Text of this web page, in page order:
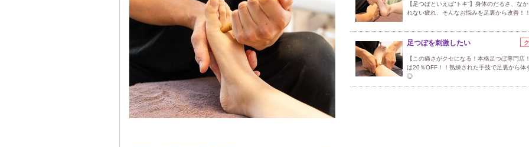
【足つぼといえば”トキ”】身体のだるさ、な
れない疲れ、そんなお悩みを足裏から改善！
足つぼを刺激したい
【この痛さがクセになる！本格足つぼ専門店
は20％OFF！！熟練された手技で足裏から体
◎